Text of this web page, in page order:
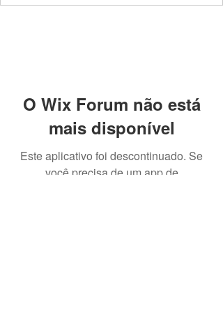
O Wix Forum não está
mais disponível
Este aplicativo foi descontinuado. Se
você precisa de um app de